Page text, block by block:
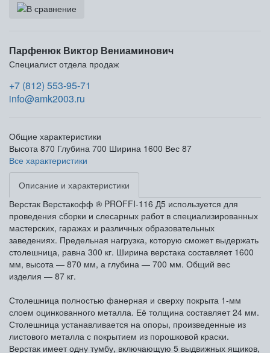
Парфенюк Виктор Вениаминович
Специалист отдела продаж
+7 (812) 553-95-71
info@amk2003.ru
Общие характеристики
Высота 870 Глубина 700 Ширина 1600 Вес 87
Все характеристики
Описание и характеристики
Верстак Верстакофф ® PROFFI-116 Д5 используется для
проведения сборки и слесарных работ в специализированных
мастерских, гаражах и различных образовательных
заведениях. Предельная нагрузка, которую сможет выдержать
столешница, равна 300 кг. Ширина верстака составляет 1600
мм, высота — 870 мм, а глубина — 700 мм. Общий вес
изделия — 87 кг.
Столешница полностью фанерная и сверху покрыта 1-мм
слоем оцинкованного металла. Её толщина составляет 24 мм.
Столешница устанавливается на опоры, произведенные из
листового металла с покрытием из порошковой краски.
Верстак имеет одну тумбу, включающую 5 выдвижных ящиков,